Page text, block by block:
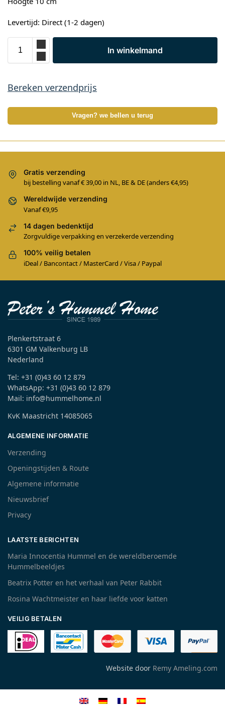
Levertijd: Direct (1-2 dagen)
In winkelmand
Bereken verzendprijs
Vragen? we bellen u terug
Gratis verzending
bij bestelling vanaf € 39,00 in NL, BE & DE (anders €4,95)
Wereldwijde verzending
Vanaf €9,95
14 dagen bedenktijd
Zorgvuldige verpakking en verzekerde verzending
100% veilig betalen
iDeal / Bancontact / MasterCard / Visa / Paypal
Plenkertstraat 6
6301 GM Valkenburg LB
Nederland
Tel: +31 (0)43 60 12 879
WhatsApp: +31 (0)43 60 12 879
Mail: info@hummelhome.nl
KvK Maastricht 14085065
ALGEMENE INFORMATIE
Verzending
Openingstijden & Route
Algemene informatie
Nieuwsbrief
Privacy
LAATSTE BERICHTEN
Maria Innocentia Hummel en de wereldberoemde
Hummelbeeldjes
Beatrix Potter en het verhaal van Peter Rabbit
Rosina Wachtmeister en haar liefde voor katten
VEILIG BETALEN
Website door Remy Ameling.com